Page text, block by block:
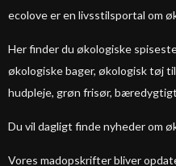
ecolove er en livsstilsportal om
Her finder du økologiske
økologiske bager, økologisk tøj
hudpleje, grøn frisør,
Du vil dagligt finde nyheder om
Vores madopskrifter bliver